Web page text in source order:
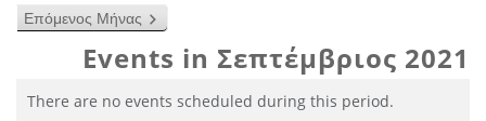
Επόμενος Μήνας
Events in Σεπτέμβριος 2021
There are no events scheduled during this period.